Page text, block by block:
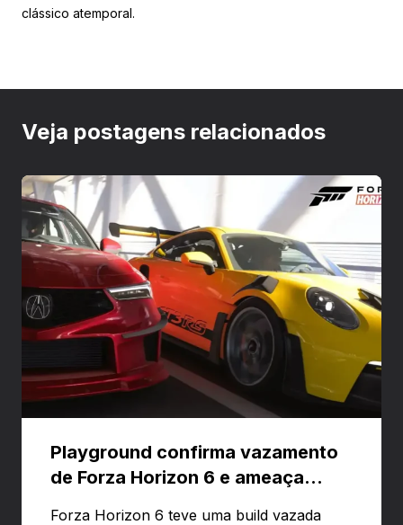
clássico atemporal.
Veja postagens relacionados
Playground confirma vazamento
de Forza Horizon 6 e ameaça
Forza Horizon 6 teve uma build vazada